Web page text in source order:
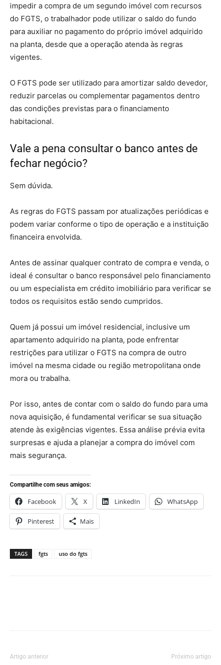
impedir a compra de um segundo imóvel com recursos
do FGTS, o trabalhador pode utilizar o saldo do fundo
para auxiliar no pagamento do próprio imóvel adquirido
na planta, desde que a operação atenda às regras
vigentes.
O FGTS pode ser utilizado para amortizar saldo devedor,
reduzir parcelas ou complementar pagamentos dentro
das condições previstas para o financiamento
habitacional.
Vale a pena consultar o banco antes de
fechar negócio?
Sem dúvida.
As regras do FGTS passam por atualizações periódicas e
podem variar conforme o tipo de operação e a instituição
financeira envolvida.
Antes de assinar qualquer contrato de compra e venda, o
ideal é consultar o banco responsável pelo financiamento
ou um especialista em crédito imobiliário para verificar se
todos os requisitos estão sendo cumpridos.
Quem já possui um imóvel residencial, inclusive um
apartamento adquirido na planta, pode enfrentar
restrições para utilizar o FGTS na compra de outro
imóvel na mesma cidade ou região metropolitana onde
mora ou trabalha.
Por isso, antes de contar com o saldo do fundo para uma
nova aquisição, é fundamental verificar se sua situação
atende às exigências vigentes. Essa análise prévia evita
surpresas e ajuda a planejar a compra do imóvel com
mais segurança.
Compartilhe com seus amigos:
Facebook X LinkedIn WhatsApp
Pinterest Mais
TAGS fgts uso do fgts
Artigo anterior Próximo artigo